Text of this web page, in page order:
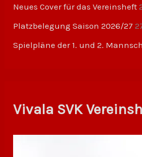
Neues Cover für das Vereinsheft
Platzbelegung Saison 2026/27
Spielpläne der 1. und 2.
Vivala SVK